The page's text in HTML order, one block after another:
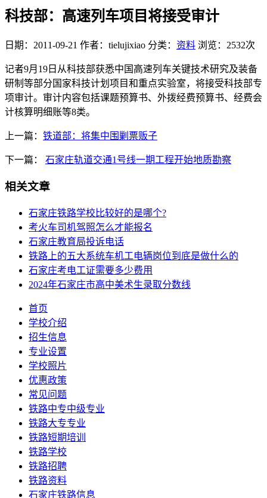
科技部：高速列车项目将接受审计
日期：2011-09-21 作者：tielujixiao 分类： 资料 浏览：2532次
记者9月19日从科技部获悉中国高速列车关键技术研究及装备
研制等部分国家科技计划项目和重点实验室，将接受科技部专
项审计。审计内容包括课题预算书、外拨经费预算书、经费会
计核算明细账等8类。
上一篇： 铁道部：将集中围剿票贩子
下一篇： 石家庄轨道交通1号线一期工程开始地质勘察
相关文章
石家庄铁路学校比较好的是哪个?
考火车司机驾照怎么才能报名
石家庄教育局投诉电话
铁路上的五大系统车机工电辆岗位到底是做什么的
石家庄考电工证需要多少费用
2024年石家庄市高中美术生录取分数线
首页
学校介绍
招生信息
专业设置
学校照片
优惠政策
常见问题
铁路中专中级专业
铁路大专专业
铁路短期培训
铁路学校
铁路招聘
铁路资料
石家庄铁路信息